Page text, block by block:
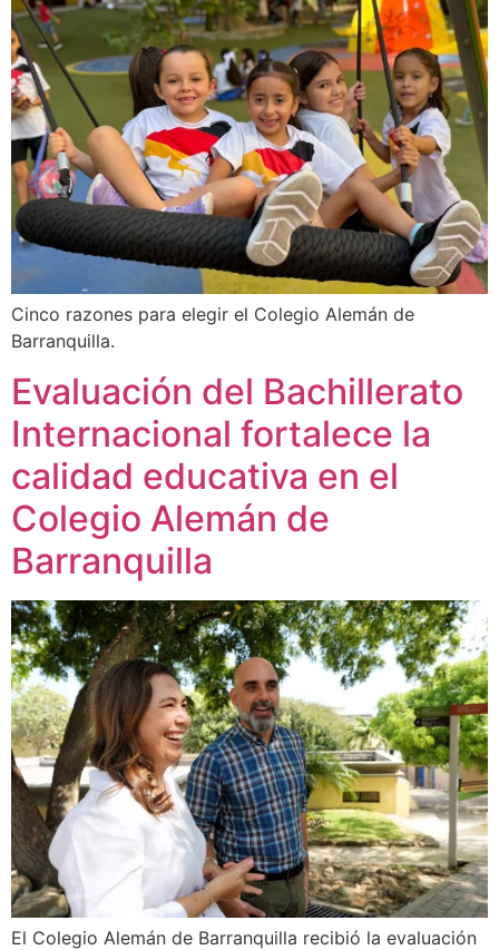
Cinco razones para elegir el Colegio Alemán de
Barranquilla.
Evaluación del Bachillerato
Internacional fortalece la
calidad educativa en el
Colegio Alemán de
Barranquilla
El Colegio Alemán de Barranquilla recibió la evaluación